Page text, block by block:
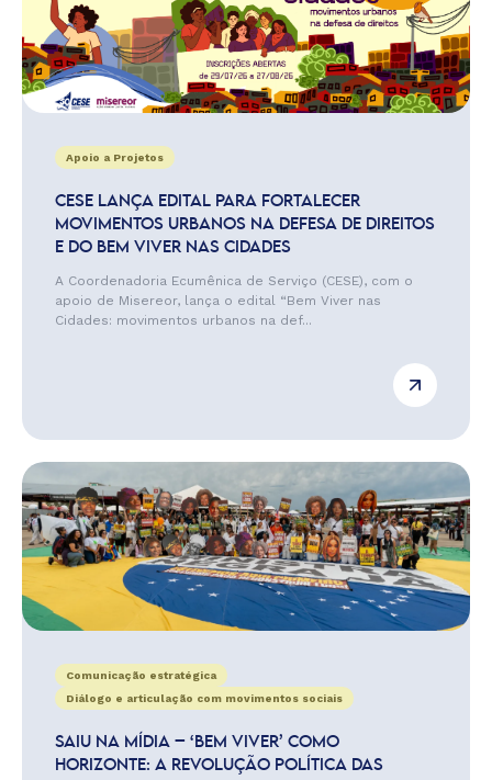
Apoio a Projetos
CESE LANÇA EDITAL PARA FORTALECER
MOVIMENTOS URBANOS NA DEFESA DE DIREITOS
E DO BEM VIVER NAS CIDADES
A Coordenadoria Ecumênica de Serviço (CESE), com o
apoio de Misereor, lança o edital “Bem Viver nas
Cidades: movimentos urbanos na def...
Comunicação estratégica
Diálogo e articulação com movimentos sociais
SAIU NA MÍDIA – ‘BEM VIVER’ COMO
HORIZONTE: A REVOLUÇÃO POLÍTICA DAS